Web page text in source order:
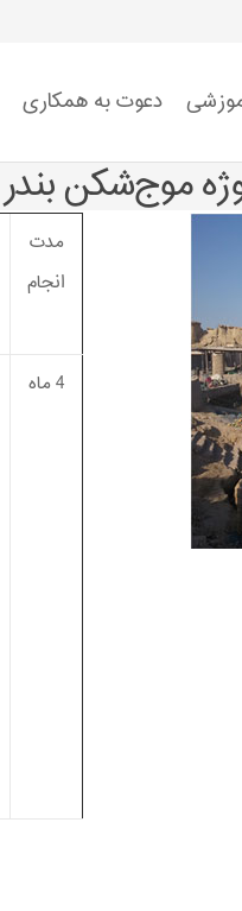
دعوت به همکاری
مدت
انجام
4 ماه